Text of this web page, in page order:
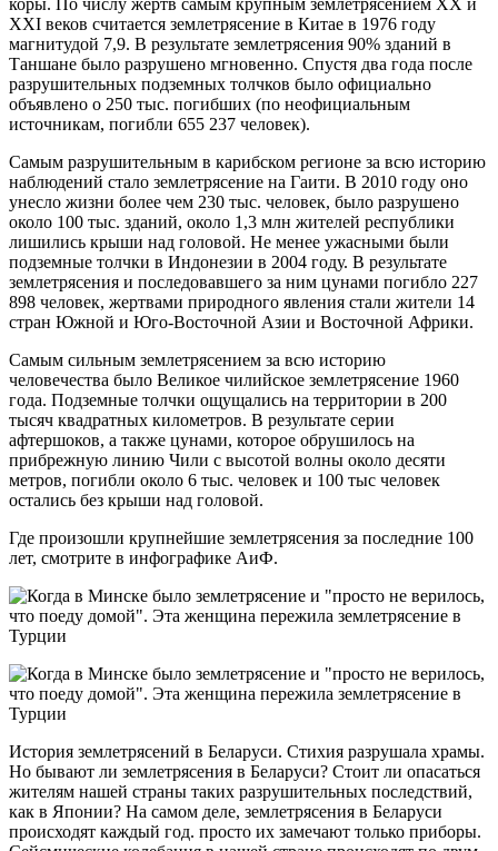
XXI веков считается землетрясение в Китае в 1976 году
магнитудой 7,9. В результате землетрясения 90% зданий в
Таншане было разрушено мгновенно. Спустя два года после
разрушительных подземных толчков было официально
объявлено о 250 тыс. погибших (по неофициальным
источникам, погибли 655 237 человек).
Самым разрушительным в карибском регионе за всю историю
наблюдений стало землетрясение на Гаити. В 2010 году оно
унесло жизни более чем 230 тыс. человек, было разрушено
около 100 тыс. зданий, около 1,3 млн жителей республики
лишились крыши над головой. Не менее ужасными были
подземные толчки в Индонезии в 2004 году. В результате
землетрясения и последовавшего за ним цунами погибло 227
898 человек, жертвами природного явления стали жители 14
стран Южной и Юго-Восточной Азии и Восточной Африки.
Самым сильным землетрясением за всю историю
человечества было Великое чилийское землетрясение 1960
года. Подземные толчки ощущались на территории в 200
тысяч квадратных километров. В результате серии
афтершоков, а также цунами, которое обрушилось на
прибрежную линию Чили с высотой волны около десяти
метров, погибли около 6 тыс. человек и 100 тыс человек
остались без крыши над головой.
Где произошли крупнейшие землетрясения за последние 100
лет, смотрите в инфoграфике АиФ.
История землетрясений в Беларуси. Стихия разрушала храмы.
Но бывают ли землетрясения в Беларуси? Стоит ли опасаться
жителям нашей страны таких разрушительных последствий,
как в Японии? На самом деле, землетрясения в Беларуси
происходят каждый год. просто их замечают только приборы.